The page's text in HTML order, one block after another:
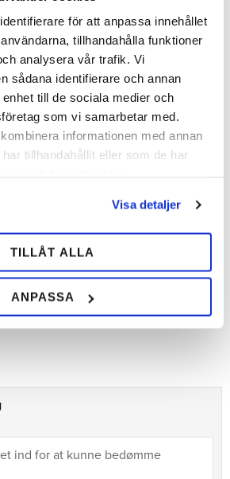
för att anpassa innehållet
tillhandahålla funktioner
analysera vår trafik. Vi
sådana identifierare och annan
till de sociala medier och
som vi samarbetar med.
informationen med annan
tillhandahållit eller som de har
Visa detaljer
TILLÅT ALLA
ANPASSA
pack
en rød
stål.